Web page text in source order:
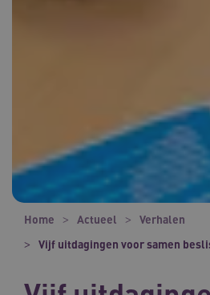
Home Actueel
Verhalen
Vijf uitdagingen voor samen